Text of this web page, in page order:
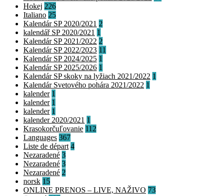
Hokej 226
Italiano 25
Kalendár SP 2020/2021 2
kalendář SP 2020/2021 1
Kalendár SP 2021/2022 2
Kalendár SP 2022/2023 11
Kalendár SP 2024/2025 1
Kalendár SP 2025/2026 1
Kalendár SP skoky na lyžiach 2021/2022 1
Kalendár Svetového pohára 2021/2022 1
kalender 1
kalender 1
kalender 1
kalender 2020/2021 1
Krasokorčuľovanie 112
Languages 367
Liste de départ 4
Nezaradené 3
Nezaradené 3
Nezaradené 2
norsk 15
ONLINE PRENOS – LIVE, NAŽIVO 73